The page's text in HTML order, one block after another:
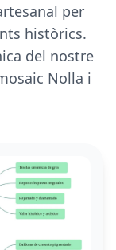
per
històrics.
del nostre
Nolla i